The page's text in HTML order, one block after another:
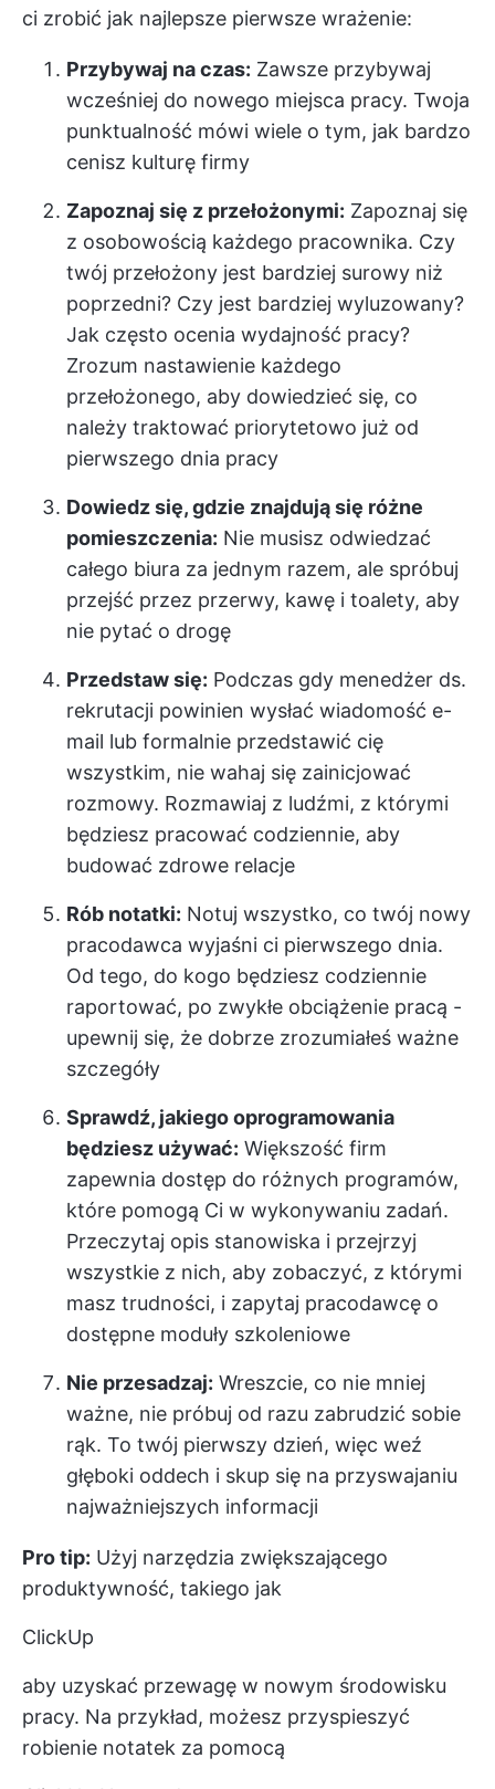
ci zrobić jak najlepsze pierwsze wrażenie:
Przybywaj na czas: Zawsze przybywaj
wcześniej do nowego miejsca pracy. Twoja
punktualność mówi wiele o tym, jak bardzo
cenisz kulturę firmy
Zapoznaj się z przełożonymi: Zapoznaj się
z osobowością każdego pracownika. Czy
twój przełożony jest bardziej surowy niż
poprzedni? Czy jest bardziej wyluzowany?
Jak często ocenia wydajność pracy?
Zrozum nastawienie każdego
przełożonego, aby dowiedzieć się, co
należy traktować priorytetowo już od
pierwszego dnia pracy
Dowiedz się, gdzie znajdują się różne
pomieszczenia: Nie musisz odwiedzać
całego biura za jednym razem, ale spróbuj
przejść przez przerwy, kawę i toalety, aby
nie pytać o drogę
Przedstaw się: Podczas gdy menedżer ds.
rekrutacji powinien wysłać wiadomość e-
mail lub formalnie przedstawić cię
wszystkim, nie wahaj się zainicjować
rozmowy. Rozmawiaj z ludźmi, z którymi
będziesz pracować codziennie, aby
budować zdrowe relacje
Rób notatki: Notuj wszystko, co twój nowy
pracodawca wyjaśni ci pierwszego dnia.
Od tego, do kogo będziesz codziennie
raportować, po zwykłe obciążenie pracą -
upewnij się, że dobrze zrozumiałeś ważne
szczegóły
Sprawdź, jakiego oprogramowania
będziesz używać: Większość firm
zapewnia dostęp do różnych programów,
które pomogą Ci w wykonywaniu zadań.
Przeczytaj opis stanowiska i przejrzyj
wszystkie z nich, aby zobaczyć, z którymi
masz trudności, i zapytaj pracodawcę o
dostępne moduły szkoleniowe
Nie przesadzaj: Wreszcie, co nie mniej
ważne, nie próbuj od razu zabrudzić sobie
rąk. To twój pierwszy dzień, więc weź
głęboki oddech i skup się na przyswajaniu
najważniejszych informacji
Pro tip: Użyj narzędzia zwiększającego
produktywność, takiego jak
ClickUp
aby uzyskać przewagę w nowym środowisku
pracy. Na przykład, możesz przyspieszyć
robienie notatek za pomocą